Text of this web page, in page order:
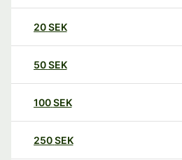
20SEK
50SEK
100SEK
250SEK